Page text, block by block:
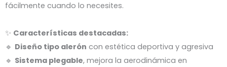
fácilmente cuando lo necesites.
✨ Características destacadas:
🔹 Diseño tipo alerón con estética deportiva y agresiva
🔹 Sistema plegable, mejora la aerodinámica en